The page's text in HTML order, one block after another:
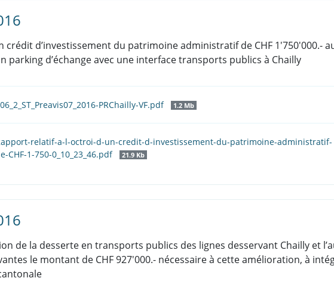
crédit d’investissement du patrimoine administratif de CHF 1'750'000.-
parking d’échange avec une interface transports publics à Chailly
PRChailly-VF.pdf 1.2 Mb
relatif-a-l-octroi-d-un-credit-d-investissement-du-patrimoine-administratif-
CHF-1-750-0_10_23_46.pdf
21.9 Kb
de la desserte en transports publics des lignes desservant Chailly et
le montant de CHF 927'000.- nécessaire à cette amélioration, à